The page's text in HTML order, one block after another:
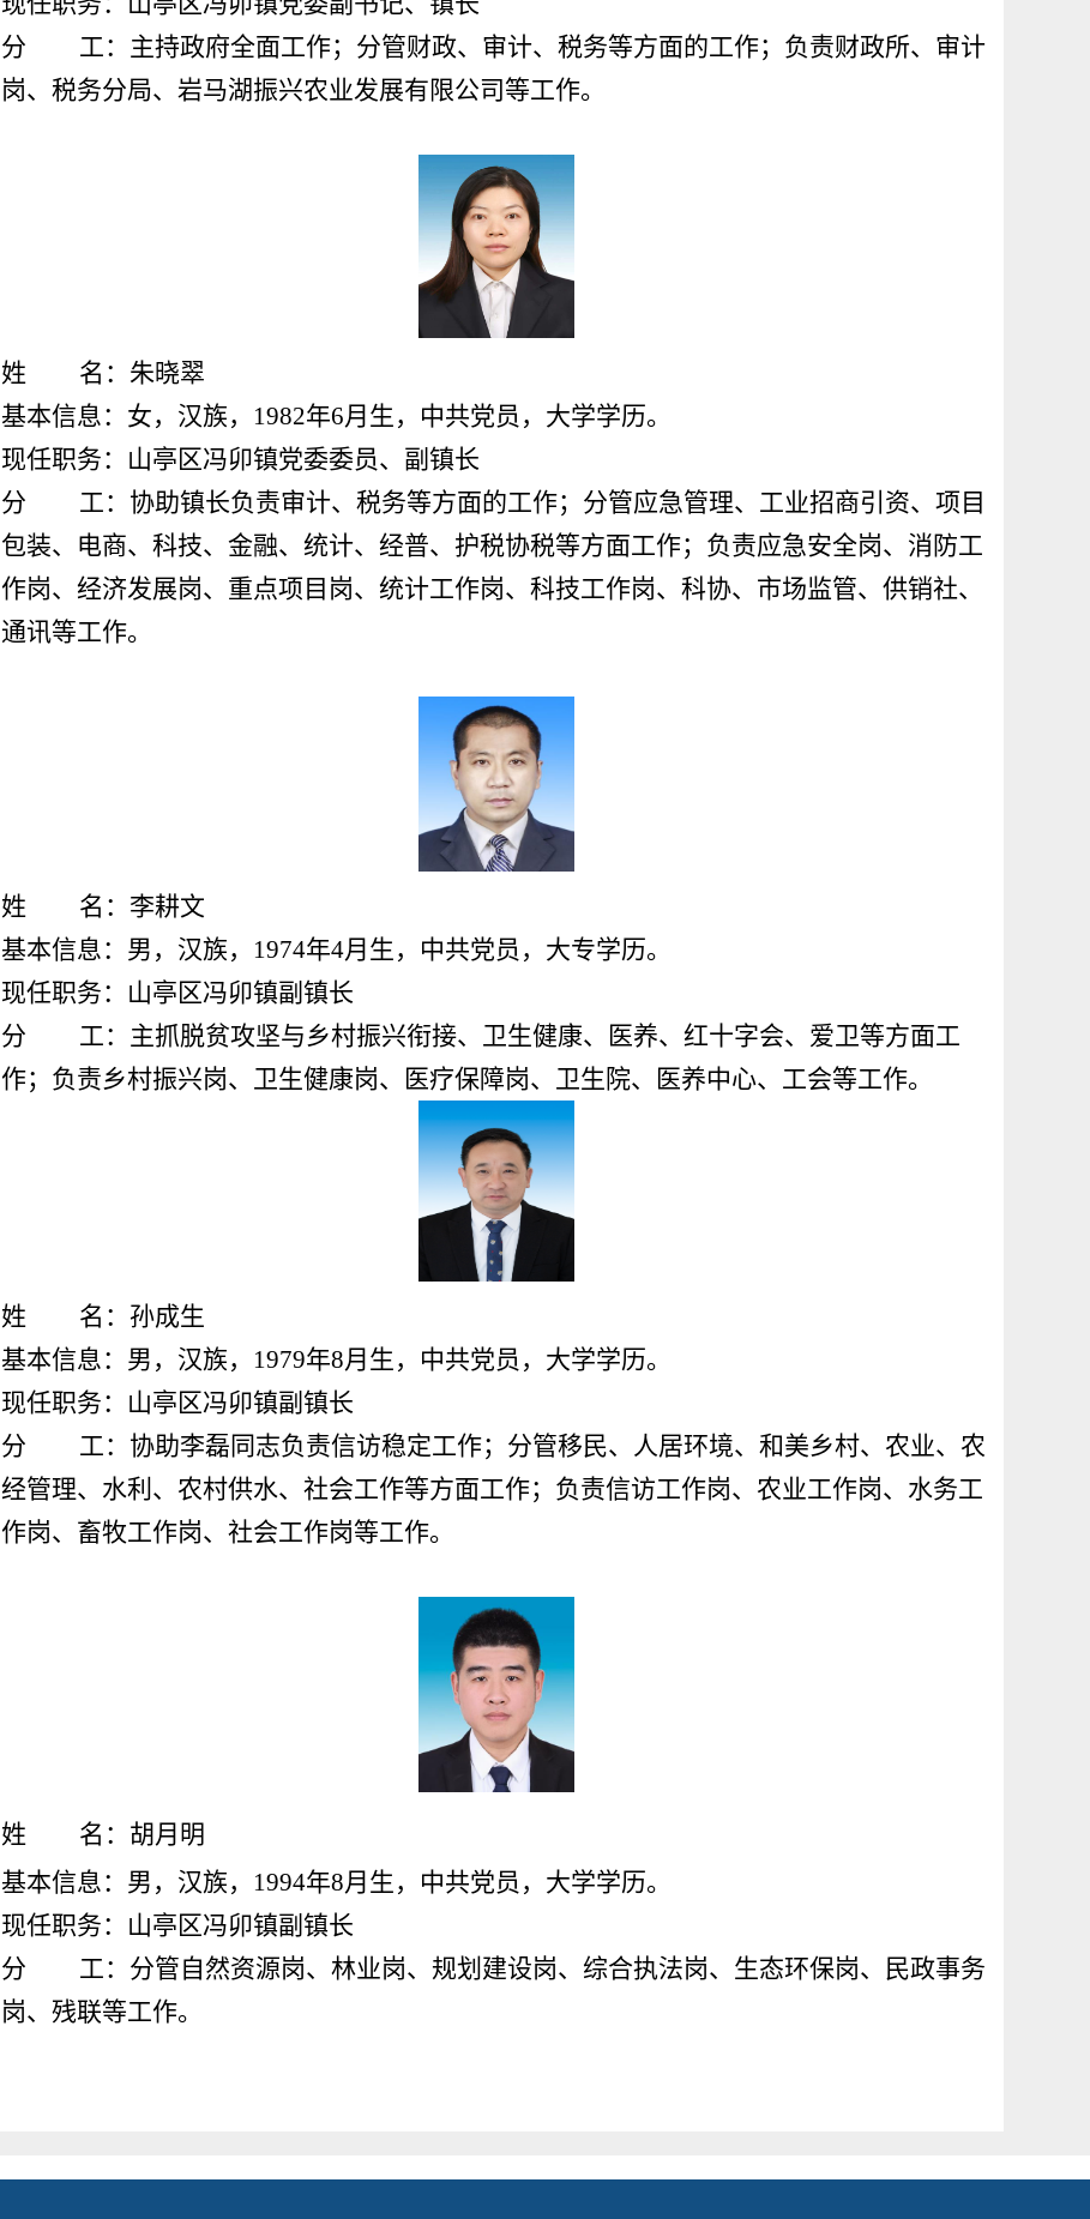
分 工： 主持政府全面工作；分管财政、审计、税务等方面的工作；负责财政所、审计
岗、税务分局、岩马湖振兴农业发展有限公司等工作。
姓 名：朱晓翠
基本信息：女，汉族，1982年6月生，中共党员，大学学历。
现任职务： 山亭区冯卯镇党委委员、副镇长
分 工： 协助镇长负责审计、税务等方面的工作；分管应急管理、工业招商引资、项目
包装、电商、科技、金融、统计、经普、护税协税等方面工作；负责应急安全岗、消防工
作岗、经济发展岗、重点项目岗、统计工作岗、科技工作岗、科协、市场监管、供销社、
通讯等工作。
姓 名：李耕文
基本信息：男，汉族，1974年4月生，中共党员，大专学历。
现任职务：山亭区冯卯镇副镇长
分 工： 主抓脱贫攻坚与乡村振兴衔接、卫生健康、医养、红十字会、爱卫等方面工
作；负责乡村振兴岗、卫生健康岗、医疗保障岗、卫生院、医养中心、工会等工作。
姓 名：孙成生
基本信息：男，汉族，1979年8月生，中共党员，大学学历。
现任职务：山亭区冯卯镇副镇长
分 工： 协助李磊同志负责信访稳定工作；分管移民、人居环境、和美乡村、农业、农
经管理、水利、农村供水、社会工作等方面工作；负责信访工作岗、农业工作岗、水务工
作岗、畜牧工作岗、社会工作岗等工作。
姓 名：胡月明
基本信息： 男，汉族，1994年8月生，中共党员，大学学历。
现任职务：山亭区冯卯镇副镇长
分 工： 分管自然资源岗、林业岗、规划建设岗、综合执法岗、生态环保岗、民政事务
岗、残联等工作。